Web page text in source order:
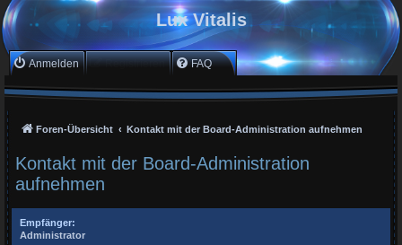
Lux Vitalis
Anmelden Registrieren FAQ
Foren-Übersicht Kontakt mit der Board-Administration aufnehmen
Kontakt mit der Board-Administration
aufnehmen
Empfänger:
Administrator